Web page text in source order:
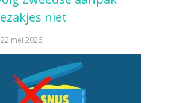
niet
mei 2026